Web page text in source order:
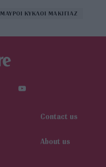
ΜΑΥΡΟΙ ΚΥΚΛΟΙ ΜΑΚΙΓΙΑΖ
Contact us
About us